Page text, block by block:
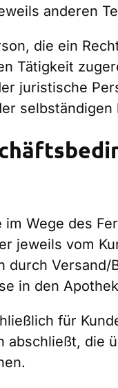
anderen
die ein
Tätigkeit
juristische
im Wege des
jeweils vom
durch
in den
für
abschließt,